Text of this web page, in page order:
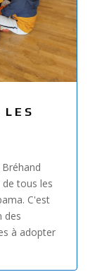
tous les
C'est
des
à adopter